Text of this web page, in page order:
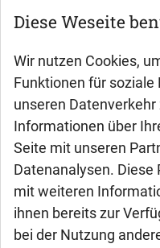
Diese Weseite
Wir nutzen Cookies,
Funktionen für
unseren
Informationen über
Seite mit unseren
Datenanalysen. Diese
mit weiteren
ihnen bereits zur
bei der Nutzung
WEITERE
Bücher